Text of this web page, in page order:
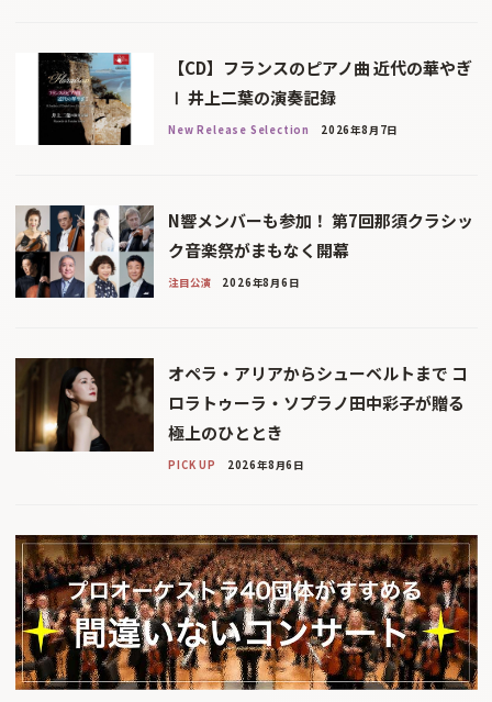
【CD】フランスのピアノ曲 近代の華やぎ
Ⅰ 井上二葉の演奏記録
New Release Selection 2026年8月7日
N響メンバーも参加！ 第7回那須クラシッ
ク音楽祭がまもなく開幕
注目公演 2026年8月6日
オペラ・アリアからシューベルトまで コ
ロラトゥーラ・ソプラノ田中彩子が贈る
極上のひととき
PICK UP 2026年8月6日